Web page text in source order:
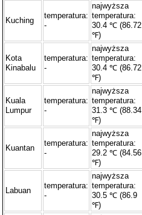
Kuching
temperatura:
-
najwyższa
temperatura:
30.4 ℃ (86.72
℉)
Kota
Kinabalu
temperatura:
-
najwyższa
temperatura:
30.4 ℃ (86.72
℉)
Kuala
Lumpur
temperatura:
-
najwyższa
temperatura:
31.3 ℃ (88.34
℉)
Kuantan
temperatura:
-
najwyższa
temperatura:
29.2 ℃ (84.56
℉)
Labuan
temperatura:
-
najwyższa
temperatura:
30.5 ℃ (86.9
℉)